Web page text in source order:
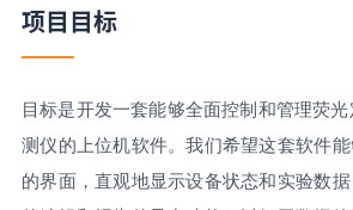
项目目标
目标是开发一套能够全面控制和管理荧
测仪的上位机软件。我们希望这套软件
的界面，直观地显示设备状态和实验数